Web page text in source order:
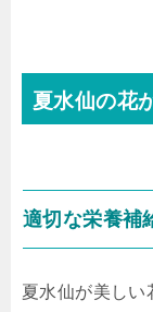
夏水仙の花
適切な栄養補
夏水仙が美しい